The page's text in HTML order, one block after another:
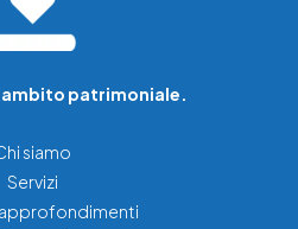
ambito patrimoniale.
siamo
Servizi